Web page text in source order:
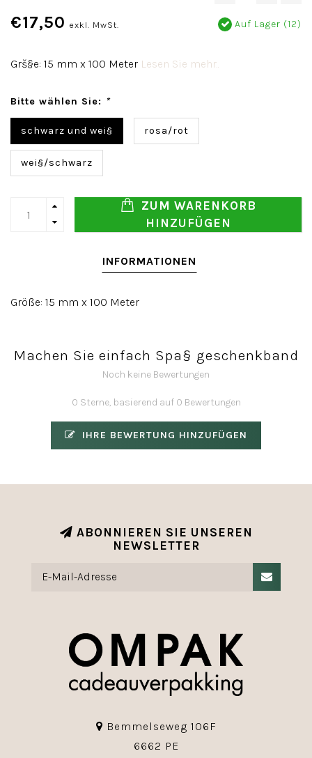
€17,50 exkl. MwSt. Auf Lager (12)
Grš§e: 15 mm x 100 Meter Lesen Sie mehr..
Bitte wählen Sie: *
schwarz und wei§ rosa/rot
wei§/schwarz
ZUM WARENKORB
HINZUFÜGEN
INFORMATIONEN
Größe: 15 mm x 100 Meter
Machen Sie einfach Spa§ geschenkband
Noch keine Bewertungen
0 Sterne, basierend auf 0 Bewertungen
IHRE BEWERTUNG HINZUFÜGEN
ABONNIEREN SIE UNSEREN
NEWSLETTER
Bemmelseweg 106F
6662 PE